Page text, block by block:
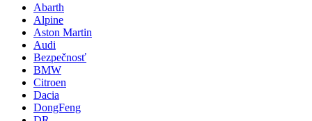
Abarth
Alpine
Aston Martin
Audi
Bezpečnosť
BMW
Citroen
Dacia
DongFeng